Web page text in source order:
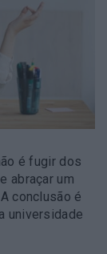
é fugir dos
abraçar um
conclusão é
universidade